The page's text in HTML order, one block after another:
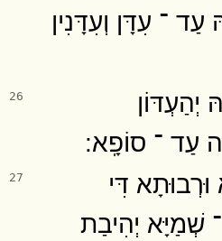
עַד ־ עִדָּן וְעִדָּנִין
26
יְהַעְדּוֹן
עַד ־ סוֹפָֽא ׃
27
דִּי
שְׁמַיָּא יְהִיבַת